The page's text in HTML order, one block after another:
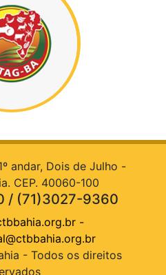
andar, Dois de Julho -
CEP. 40060-100
/ (71)3027-9360
-
- Todos os direitos